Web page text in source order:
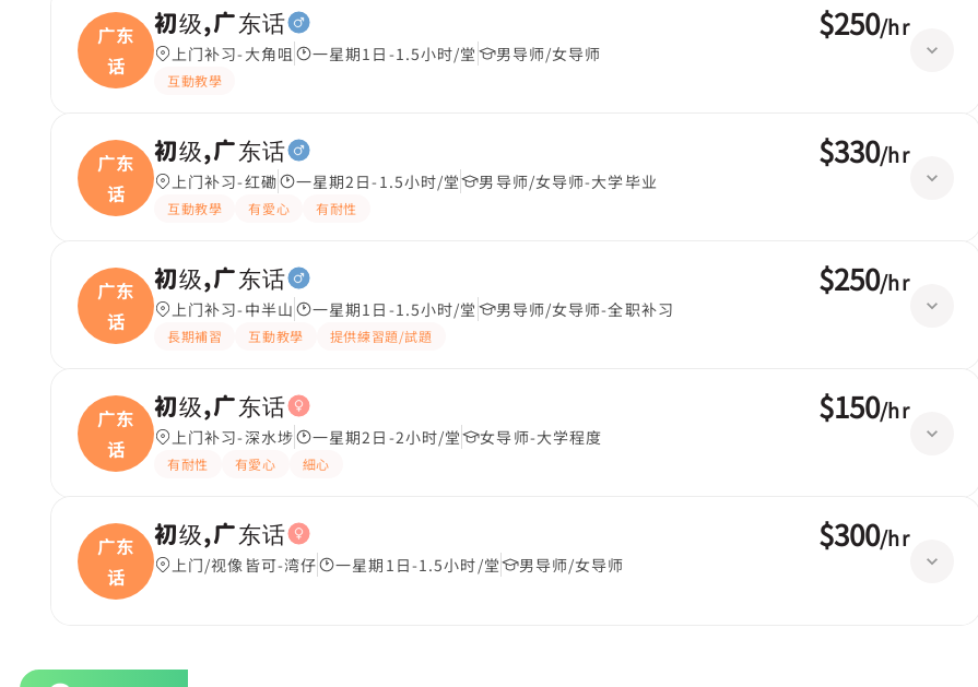
广东
话
初级,广东话
上门补习-大角咀 一星期1日-1.5小时/堂 男导师/女导师
互動教學
$250/hr
广东
话
初级,广东话
上门补习-红磡 一星期2日-1.5小时/堂 男导师/女导师-大学毕业
互動教學 有愛心 有耐性
$330/hr
广东
话
初级,广东话
上门补习-中半山 一星期1日-1.5小时/堂 男导师/女导师-全职补习
長期補習 互動教學 提供練習題/試題
$250/hr
广东
话
初级,广东话
上门补习-深水埗 一星期2日-2小时/堂 女导师-大学程度
有耐性 有愛心 細心
$150/hr
广东
话
初级,广东话
上门/视像皆可-湾仔 一星期1日-1.5小时/堂 男导师/女导师
$300/hr